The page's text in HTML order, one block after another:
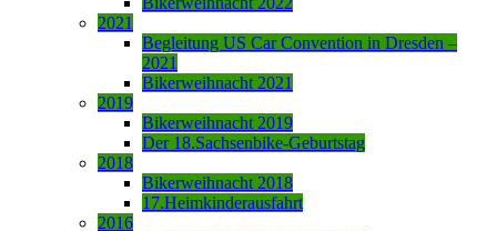
2021
Begleitung US Car Convention in Dresden –
2021
Bikerweihnacht 2021
2019
Bikerweihnacht 2019
Der 18.Sachsenbike-Geburtstag
2018
Bikerweihnacht 2018
17.Heimkinderausfahrt
2016